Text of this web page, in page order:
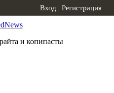
и копипасты
Вход | Регистрация